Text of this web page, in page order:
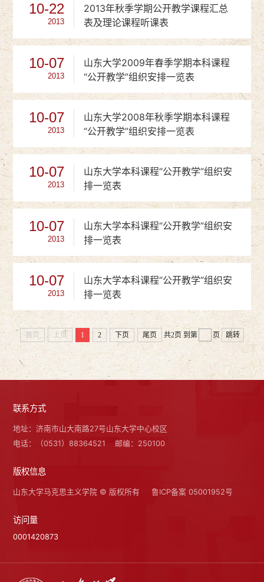
10-22
2013
2013年秋季学期公开教学课程汇总
表及理论课程听课表
10-07
2013
山东大学2009年春季学期本科课程
“公开教学”组织安排一览表
10-07
2013
山东大学2008年秋季学期本科课程
“公开教学”组织安排一览表
10-07
2013
山东大学本科课程“公开教学”组织安
排一览表
10-07
2013
山东大学本科课程“公开教学”组织安
排一览表
10-07
2013
山东大学本科课程“公开教学”组织安
排一览表
首页 上页 1 2 下页 尾页 共2页 到第 页 跳转
联系方式
地址：济南市山大南路27号山东大学中心校区
电话：（0531）88364521
邮编：250100
版权信息
山东大学马克思主义学院 © 版权所有 鲁ICP备案 05001952号
访问量
0001420873